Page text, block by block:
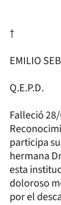
†
EMILIO
Q.E.P.D.
Falleció
participa
hermana
esta
doloroso
por el